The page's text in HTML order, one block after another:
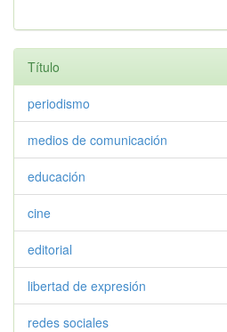
Título
periodismo
medios de comunicación
educación
cine
editorial
libertad de expresión
redes sociales